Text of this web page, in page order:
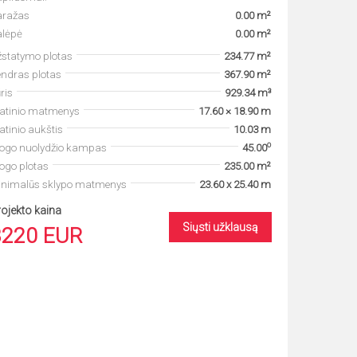
0.00 m²
0.00 m²
plotas
234.77 m²
plotas
367.90 m²
929.34 m³
matmenys
17.60 × 18.90 m
aukštis
10.03 m
nuolydžio kampas
45.00o
plotas
235.00 m²
sklypo matmenys
23.60 x 25.40 m
kaina
EUR Siųsti užklausą